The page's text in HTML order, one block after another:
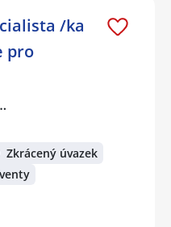
/ka
pro
Zkrácený úvazek